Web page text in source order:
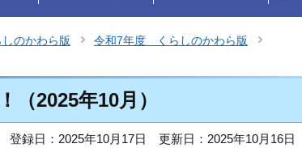
しのかわら版
令和7年度 くらしのかわら版
2025年10月）
登録日：2025年10月17日 更新日：2025年10月16日